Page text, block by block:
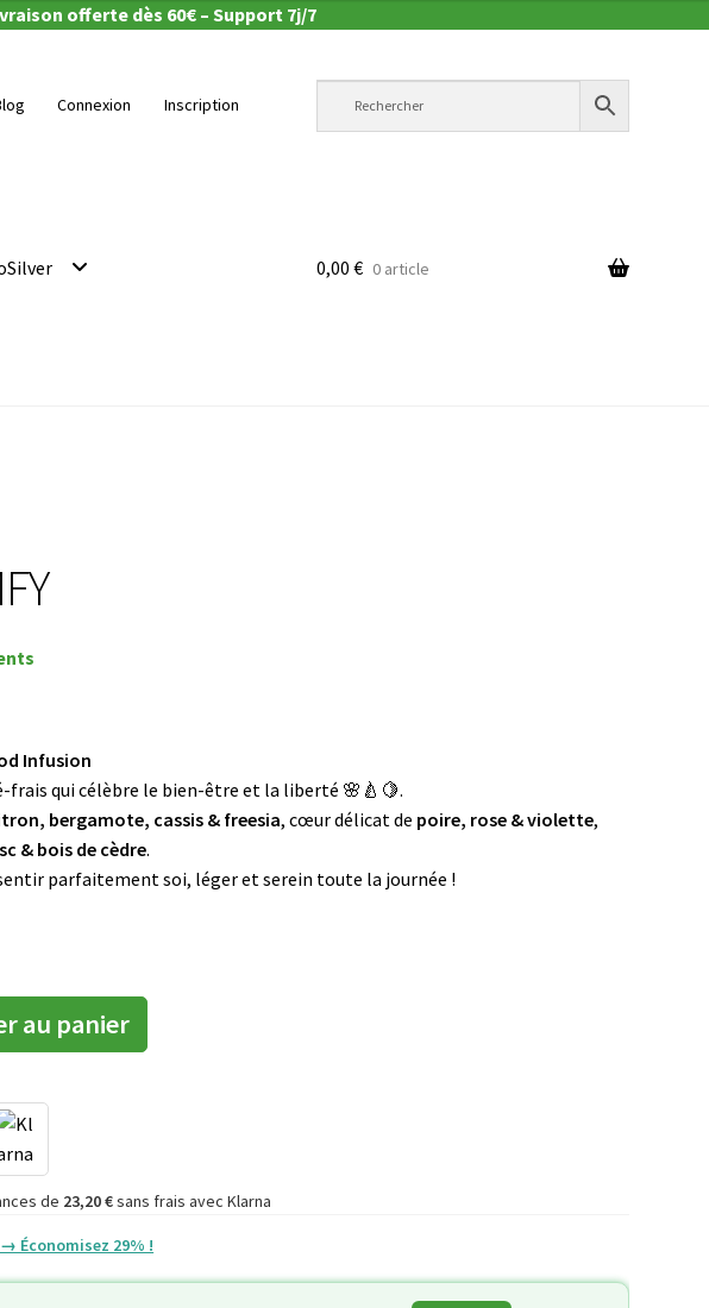
offerte dès 60€ – Support 7j/7
Connexion Inscription
0,00 € 0 article
Infusion
qui célèbre le bien-être et la liberté 🌸🍐🍋.
bergamote, cassis & freesia, cœur délicat de poire, rose & violette,
& bois de cèdre.
parfaitement soi, léger et serein toute la journée !
au panier
de 23,20€sans frais avec Klarna
Économisez 29% !